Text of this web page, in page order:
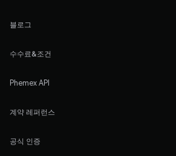
블로그
수수료&조건
Phemex API
계약 레퍼런스
공식 인증